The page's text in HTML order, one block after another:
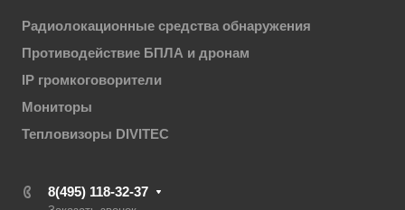
Радиолокационные средства обнаружения
Противодействие БПЛА и дронам
IP громкоговорители
Мониторы
Тепловизоры DIVITEC
8(495) 118-32-37